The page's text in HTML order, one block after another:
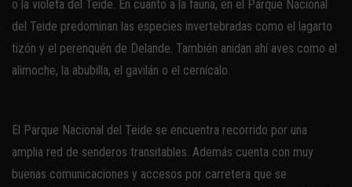
o la violeta del Teide. En cuanto a la fauna, en el Parque Nacional
del Teide predominan las especies invertebradas como el lagarto
tizón y el perenquén de Delande. También anidan ahí aves como el
alimoche, la abubilla, el gavilán o el cernícalo.
El Parque Nacional del Teide se encuentra recorrido por una
amplia red de senderos transitables. Además cuenta con muy
buenas comunicaciones y accesos por carretera que se